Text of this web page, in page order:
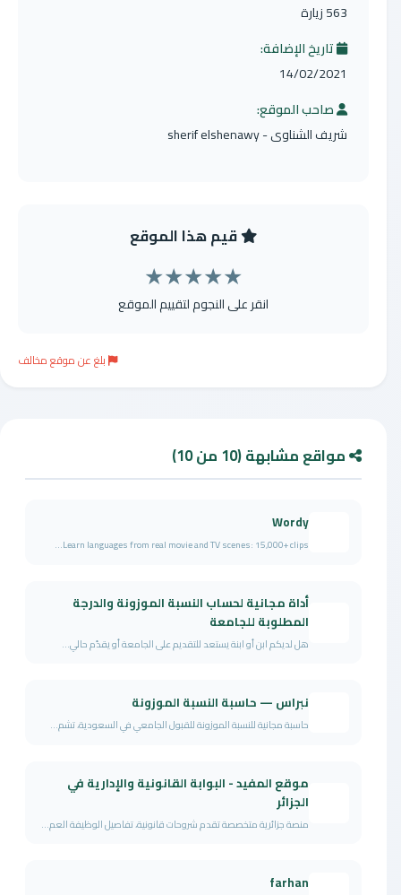
563 زيارة
تاريخ الإضافة:
14/02/2021
صاحب الموقع:
شريف الشناوى - sherif elshenawy
قيم هذا الموقع
★
★
★
★
★
انقر على النجوم لتقييم الموقع
بلغ عن موقع مخالف
مواقع مشابهة (10 من 10)
Wordy
Learn languages from real movie and TV scenes: 15,000+ clips...
أداة مجانية لحساب النسبة الموزونة والدرجة
المطلوبة للجامعة
هل لديكم ابن أو ابنة يستعد للتقديم على الجامعة أو يقدّم حالي...
نبراس — حاسبة النسبة الموزونة
حاسبة مجانية للنسبة الموزونة للقبول الجامعي في السعودية، تشم...
موقع المفيد - البوابة القانونية والإدارية في
الجزائر
منصة جزائرية متخصصة تقدم شروحات قانونية، تفاصيل الوظيفة العم...
farhan